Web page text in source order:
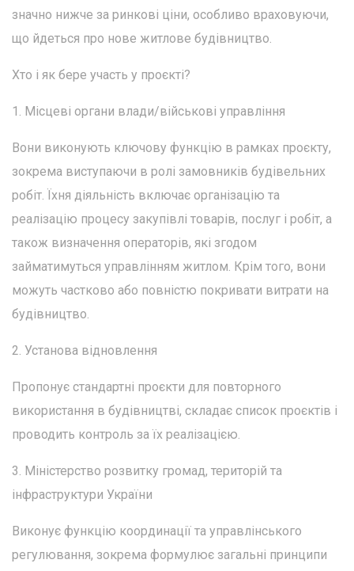
значно нижче за ринкові ціни, особливо враховуючи,
що йдеться про нове житлове будівництво.
Хто і як бере участь у проєкті?
1. Місцеві органи влади/військові управління
Вони виконують ключову функцію в рамках проєкту,
зокрема виступаючи в ролі замовників будівельних
робіт. Їхня діяльність включає організацію та
реалізацію процесу закупівлі товарів, послуг і робіт, а
також визначення операторів, які згодом
займатимуться управлінням житлом. Крім того, вони
можуть частково або повністю покривати витрати на
будівництво.
2. Установа відновлення
Пропонує стандартні проєкти для повторного
використання в будівництві, складає список проєктів і
проводить контроль за їх реалізацією.
3. Міністерство розвитку громад, територій та
інфраструктури України
Виконує функцію координації та управлінського
регулювання, зокрема формулює загальні принципи